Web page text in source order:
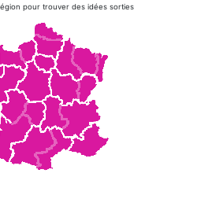
pour trouver des idées sorties